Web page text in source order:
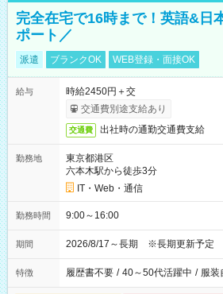
完全在宅で16時まで！英語&日
ポート／
派遣 ブランクOK WEB登録・面接OK
給与
時給2450円＋交
交通費別途支給あり
交通費 出社時の通勤交通費支給
勤務地
東京都港区
六本木駅から徒歩3分
IT・Web・通信
勤務時間 9:00～16:00
期間 2026/8/17～長期 ※長期更新予定
特徴 履歴書不要 / 40～50代活躍中 / 服装